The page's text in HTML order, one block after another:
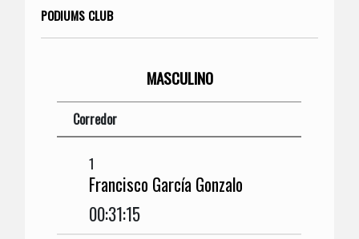
PODIUMS CLUB
MASCULINO
Corredor
1
Francisco García Gonzalo
00:31:15